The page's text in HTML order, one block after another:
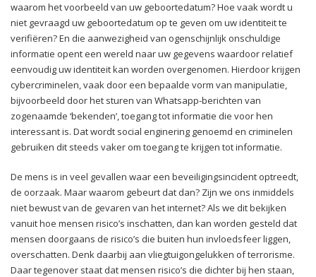
waarom het voorbeeld van uw geboortedatum? Hoe vaak wordt u
niet gevraagd uw geboortedatum op te geven om uw identiteit te
verifiëren? En die aanwezigheid van ogenschijnlijk onschuldige
informatie opent een wereld naar uw gegevens waardoor relatief
eenvoudig uw identiteit kan worden overgenomen. Hierdoor krijgen
cybercriminelen, vaak door een bepaalde vorm van manipulatie,
bijvoorbeeld door het sturen van Whatsapp-berichten van
zogenaamde ‘bekenden’, toegang tot informatie die voor hen
interessant is. Dat wordt social enginering genoemd en criminelen
gebruiken dit steeds vaker om toegang te krijgen tot informatie.
De mens is in veel gevallen waar een beveiligingsincident optreedt,
de oorzaak. Maar waarom gebeurt dat dan? Zijn we ons inmiddels
niet bewust van de gevaren van het internet? Als we dit bekijken
vanuit hoe mensen risico’s inschatten, dan kan worden gesteld dat
mensen doorgaans de risico’s die buiten hun invloedsfeer liggen,
overschatten. Denk daarbij aan vliegtuigongelukken of terrorisme.
Daar tegenover staat dat mensen risico’s die dichter bij hen staan,